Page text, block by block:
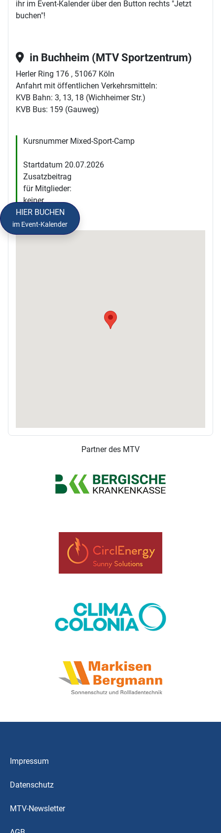
ihr im Event-Kalender über den Button rechts "Jetzt
buchen"!
in Buchheim (MTV Sportzentrum)
Herler Ring 176 , 51067 Köln
Anfahrt mit öffentlichen Verkehrsmitteln:
KVB Bahn: 3, 13, 18 (Wichheimer Str.)
KVB Bus: 159 (Gauweg)
Kursnummer Mixed-Sport-Camp
Startdatum 20.07.2026
Zusatzbeitrag
für Mitglieder:
keiner
Partner des MTV
Impressum
Datenschutz
MTV-Newsletter
HIER BUCHEN
im Event-Kalender